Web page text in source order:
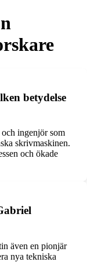
betydelse
ingenjör som
skrivmaskinen.
och ökade
även en pionjär
nya tekniska